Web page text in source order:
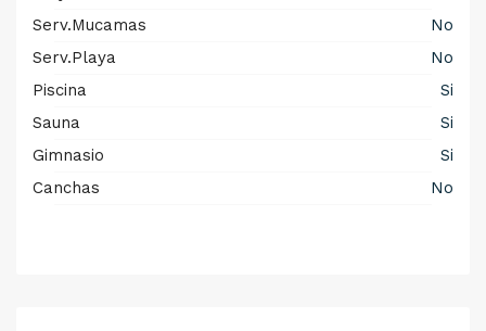
Serv.Mucamas
No
Serv.Playa
No
Piscina
Si
Sauna
Si
Gimnasio
Si
Canchas
No